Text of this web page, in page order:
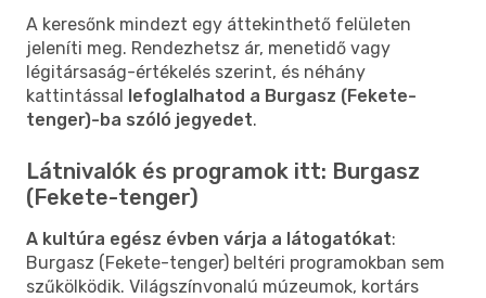
A keresőnk mindezt egy áttekinthető felületen
jeleníti meg. Rendezhetsz ár, menetidő vagy
légitársaság-értékelés szerint, és néhány
kattintással lefoglalhatod a Burgasz (Fekete-
tenger)-ba szóló jegyedet.
Látnivalók és programok itt: Burgasz
(Fekete-tenger)
A kultúra egész évben várja a látogatókat:
Burgasz (Fekete-tenger) beltéri programokban sem
szűkölködik. Világszínvonalú múzeumok, kortárs